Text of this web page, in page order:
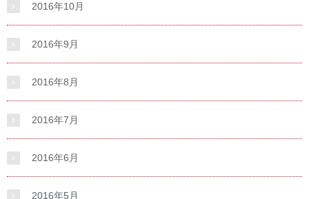
2016年10月
2016年9月
2016年8月
2016年7月
2016年6月
2016年5月